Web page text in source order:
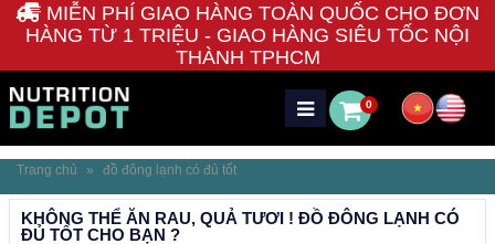
MIỄN PHÍ GIAO HÀNG TOÀN QUỐC CHO ĐƠN
HÀNG TỪ 1 TRIỆU - GIAO HÀNG SIÊU TỐC NỘI
THÀNH TPHCM
0
Trang chủ » đồ đông lạnh có đủ tốt
KHÔNG THỂ ĂN RAU, QUẢ TƯƠI ! ĐỒ ĐÔNG LẠNH CÓ
ĐỦ TỐT CHO BẠN ?